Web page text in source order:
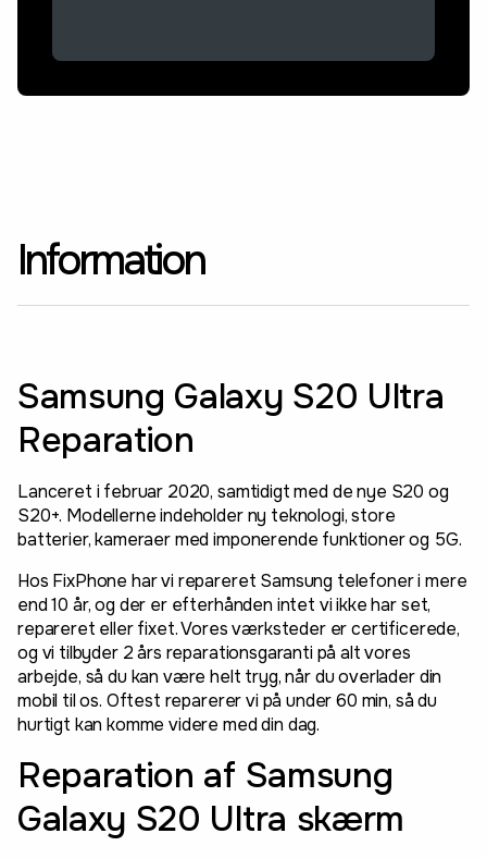
Information
Samsung Galaxy S20 Ultra
Reparation
Lanceret i februar 2020, samtidigt med de nye S20 og
S20+. Modellerne indeholder ny teknologi, store
batterier, kameraer med imponerende funktioner og 5G.
Hos FixPhone har vi repareret Samsung telefoner i mere
end 10 år, og der er efterhånden intet vi ikke har set,
repareret eller fixet. Vores værksteder er certificerede,
og vi tilbyder 2 års reparationsgaranti på alt vores
arbejde, så du kan være helt tryg, når du overlader din
mobil til os. Oftest reparerer vi på under 60 min, så du
hurtigt kan komme videre med din dag.
Reparation af Samsung
Galaxy S20 Ultra skærm